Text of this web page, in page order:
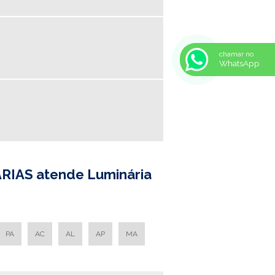
LUMINARIA SIMPLES PREÇO
atende Luminária
PA AC AL AP MA
chamar no
WhatsApp